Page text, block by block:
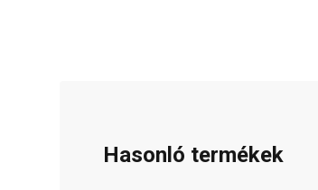
Hasonló termékek